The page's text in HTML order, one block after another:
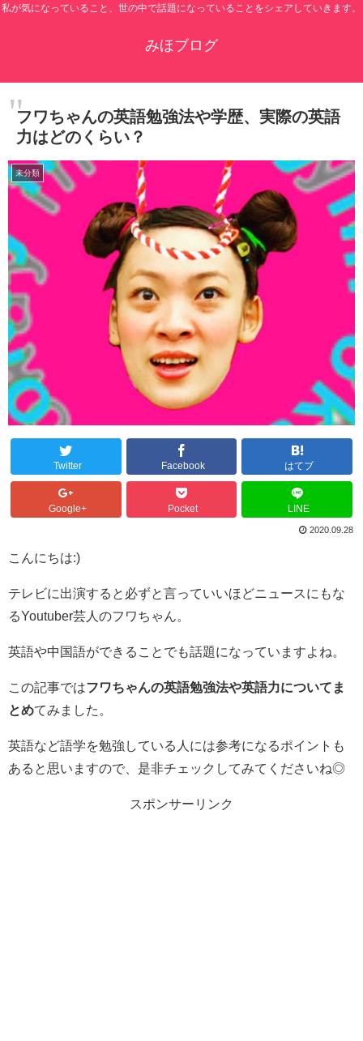
私が気になっていること、世の中で話題になっていることをシェアしていきます。
みほブログ
フワちゃんの英語勉強法や学歴、実際の英語
力はどのくらい？
未分類
Twitter Facebook はてブ
Google+ Pocket LINE
2020.09.28
こんにちは:)
テレビに出演すると必ずと言っていいほどニュースにもな
るYoutuber芸人のフワちゃん。
英語や中国語ができることでも話題になっていますよね。
この記事ではフワちゃんの英語勉強法や英語力についてま
とめてみました。
英語など語学を勉強している人には参考になるポイントも
あると思いますので、是非チェックしてみてくださいね◎
スポンサーリンク